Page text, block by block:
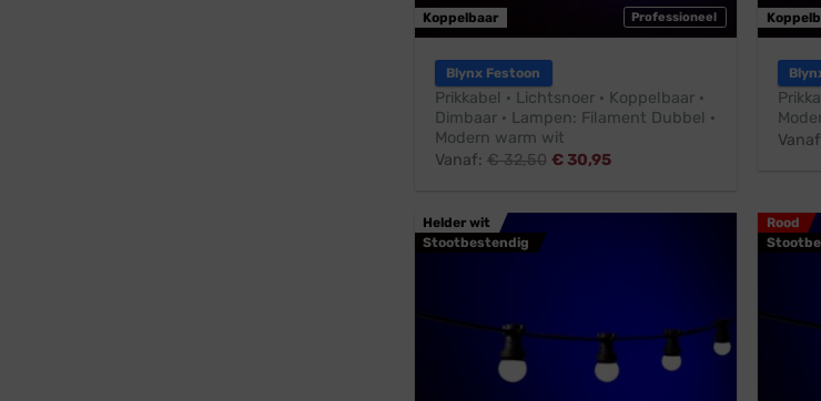
Professioneel
Koppelbaar
Blynx Festoon
Prikkabel · Lichtsnoer · Koppelbaar ·
Dimbaar · Lampen: Filament Dubbel ·
Modern warm wit
Vanaf: €32,50 €30,95
Helder wit
Stootbestendig
Rood